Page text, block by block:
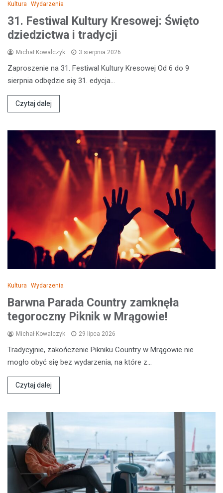
Kultura Wydarzenia
31. Festiwal Kultury Kresowej: Święto
dziedzictwa i tradycji
Michał Kowalczyk 3 sierpnia 2026
Zaproszenie na 31. Festiwal Kultury Kresowej Od 6 do 9
sierpnia odbędzie się 31. edycja…
Czytaj dalej
Kultura Wydarzenia
Barwna Parada Country zamknęła
tegoroczny Piknik w Mrągowie!
Michał Kowalczyk 29 lipca 2026
Tradycyjnie, zakończenie Pikniku Country w Mrągowie nie
mogło obyć się bez wydarzenia, na które z…
Czytaj dalej